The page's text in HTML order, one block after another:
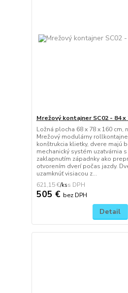
Mrežový kontajner SC02 - 84 x
Ložná plocha 68 x 78 x 160 cm,
Mrežový modulárny
konštrukcia klietky, dvere majú
mechanický systém uzatvárnia
zaklapnutím západnky ako
otvorením dverí počas jazdy.
uzamknúť visiacou z...
621,15 €/ks
505 € bez DPH
Detail